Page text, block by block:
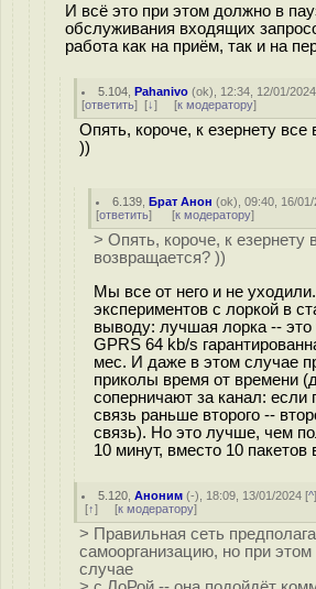
И всё это при этом должно в
обслуживания входящих
работа как на приём, так и на
5.104 ,Pahanivo (ok), 12:34, 12/01/
[ответить] [↓] [к модератору]
Опять, короче, к езернету все
))
6.139 ,Брат Анон (ok), 09:40, 16/
[ответить] [к модератору]
> Опять, короче, к езернету
возвращается? ))
Мы все от него и не
экспериментов с лоркой в
выводу: лучшая лорка --
GPRS 64 kb/s
мес. И даже в этом случае
приколы время от времени
соперничают за канал:
связь раньше второго --
связь). Но это лучше, чем
10 минут, вместо 10 пакетов
5.120 ,Аноним (-), 18:09, 13/01/2024 [^
[↑] [к модератору]
> Правильная сеть
самоорганизацию, но при
случае